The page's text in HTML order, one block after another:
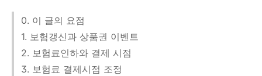
0. 이 글의 요점
1. 보험갱신과 상품권 이벤트
2. 보험료인하와 결제 시점
3. 보험료 결제시점 조정